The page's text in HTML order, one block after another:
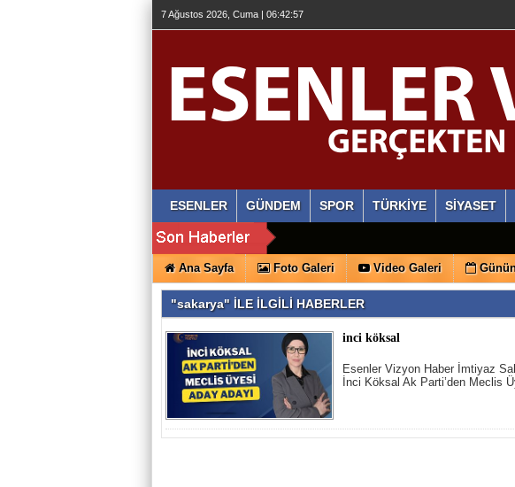
7 Ağustos 2026, Cuma | 06:42:58
ESENLER GÜNDEM SPOR TÜRKİYE SİYASET
Ana Sayfa Foto Galeri Video Galeri
"sakarya" İLE İLGİLİ HABERLER
inci köksal
Esenler Vizyon Haber İmtiyaz
İnci Köksal Ak Parti’den Meclis